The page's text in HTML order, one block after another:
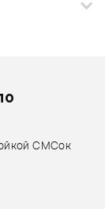
и получите
СМСок